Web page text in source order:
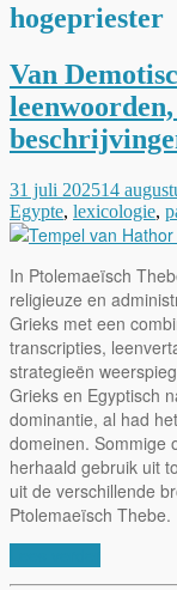
hogepriester
Van
31 juli 202514
Egypte, lexicologie,
In Ptolemaeïsch
religieuze en
Grieks met een
transcripties,
strategieën
Grieks en Egyptisch
dominantie, al had
domeinen. Sommige
herhaald gebruik uit
uit de verschillende
Ptolemaeïsch Thebe.